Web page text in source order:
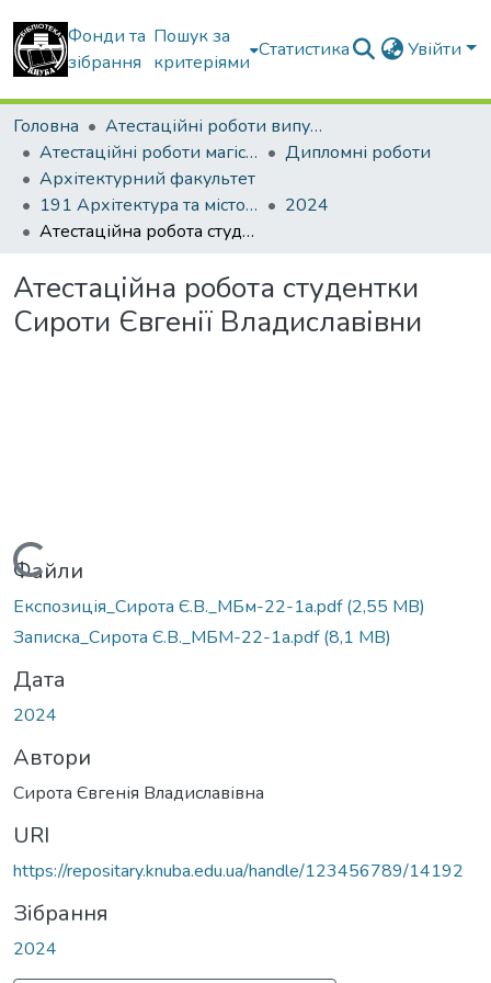
Фонди та
зібрання
Пошук за
критеріями
Статистика Увійти
Головна
Атестаційні роботи випускників
Атестаційні роботи магістрів
Дипломні роботи
Архітектурний факультет
191 Архітектура та містобудування. Містобудування. Архітектурно-містобудівне проектування
2024
Атестаційна робота студентки Сироти Євгенії Владиславівни
Атестаційна робота студентки
Сироти Євгенії Владиславівни
Вантажиться...
Файли
Експозиція_Сирота Є.В._МБм-22-1а.pdf(2,55 MB)
Записка_Сирота Є.В._МБМ-22-1а.pdf(8,1 MB)
Дата
2024
Автори
Сирота Євгенія Владиславівна
URI
https://repositary.knuba.edu.ua/handle/123456789/14192
Зібрання
2024